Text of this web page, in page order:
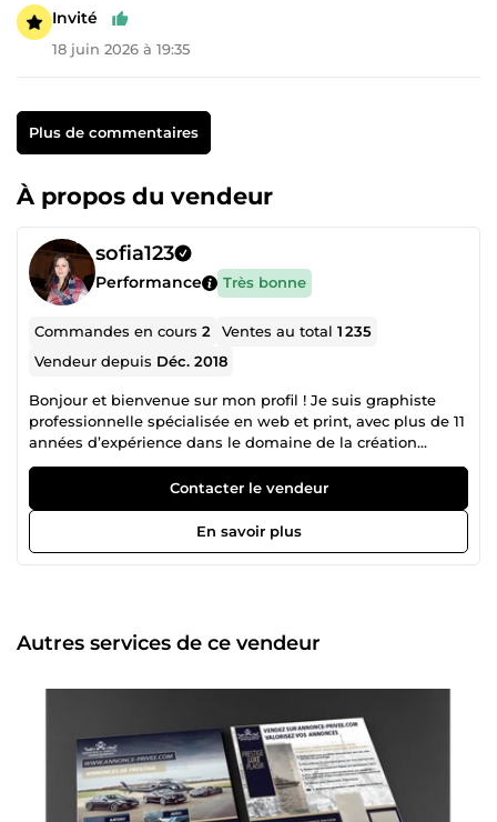
Invité
18 juin 2026 à 19:35
Plus de commentaires
À propos du vendeur
sofia123
Performance Très bonne
Commandes en cours2 Ventes au total1 235
Vendeur depuis Déc. 2018
Bonjour et bienvenue sur mon profil ! Je suis graphiste
professionnelle spécialisée en web et print, avec plus de 11
années d’expérience dans le domaine de la création
visuelle et de la communication graphique. Tout au long
de mon parcours, j’ai eu l’opportunité de collaborer avec
des entreprises, des start-ups, des associations et des
entrepreneurs afin de donner vie à leurs projets à travers
des supports visuels impactants et adaptés à leurs
bannières, réseaux sociaux, newsletters, interfaces UI/UX)
ou imprimés (logos, affiches, flyers, brochures, cartes de
développée, je crée des visuels modernes, esthétiques et
efficaces, toujours en accord avec l’identité et les objectifs
de mes clients. Ce que je vous propose : Des créations
graphiques uniques et sur-mesure, adaptées à votre
image de marque. Un travail professionnel et rigoureux,
Contacter le vendeur
En savoir plus
Autres services de ce vendeur